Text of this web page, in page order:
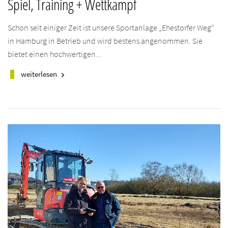
Spiel, Training + Wettkampf
Schon seit einiger Zeit ist unsere Sportanlage „Ehestorfer Weg“
in Hamburg in Betrieb und wird bestens angenommen. Sie
bietet einen hochwertigen...
weiterlesen keyboard_arrow_right